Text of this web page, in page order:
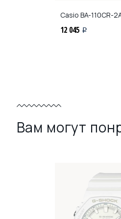
Casio BA-110CR-
12 045 i
Вам могут